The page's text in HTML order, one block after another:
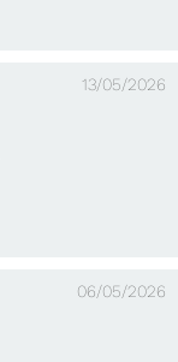
13/05/2026
06/05/2026